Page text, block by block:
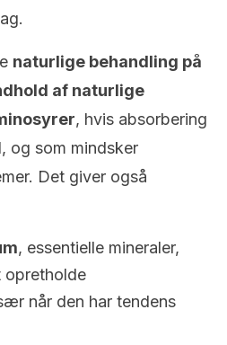
naturlige behandling på
af naturlige
, hvis absorbering
og som mindsker
Det giver også
, essentielle mineraler,
opretholde
når den har tendens